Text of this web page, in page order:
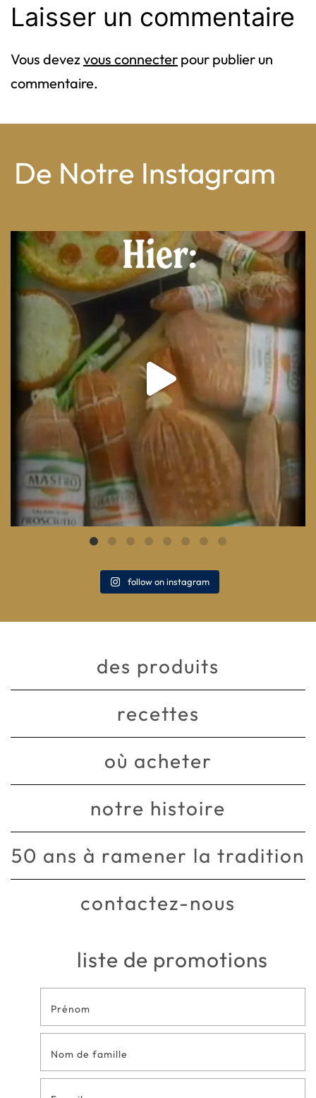
Laisser un commentaire
Vous devezvous connecter pour publier un
commentaire.
De Notre Instagram
From wood-paneled basements to candlelit condo...
8 0
follow on instagram
des produits
recettes
où acheter
notre histoire
50 ans à ramener la tradition
contactez-nous
liste de promotions
Formulaire
de contact
en bas de
page